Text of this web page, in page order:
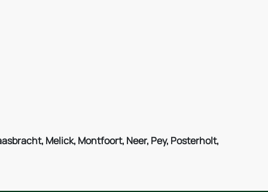
Melick, Montfoort, Neer, Pey, Posterholt,